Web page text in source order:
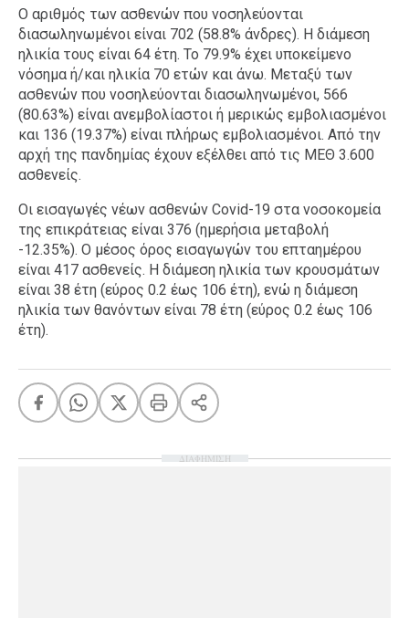
Ο αριθμός των ασθενών που νοσηλεύονται
διασωληνωμένοι είναι 702 (58.8% άνδρες). Η διάμεση
ηλικία τους είναι 64 έτη. To 79.9% έχει υποκείμενο
νόσημα ή/και ηλικία 70 ετών και άνω. Μεταξύ των
ασθενών που νοσηλεύονται διασωληνωμένοι, 566
(80.63%) είναι ανεμβολίαστοι ή μερικώς εμβολιασμένοι
και 136 (19.37%) είναι πλήρως εμβολιασμένοι. Από την
αρχή της πανδημίας έχουν εξέλθει από τις ΜΕΘ 3.600
ασθενείς.
Οι εισαγωγές νέων ασθενών Covid-19 στα νοσοκομεία
της επικράτειας είναι 376 (ημερήσια μεταβολή
-12.35%). Ο μέσος όρος εισαγωγών του επταημέρου
είναι 417 ασθενείς. Η διάμεση ηλικία των κρουσμάτων
είναι 38 έτη (εύρος 0.2 έως 106 έτη), ενώ η διάμεση
ηλικία των θανόντων είναι 78 έτη (εύρος 0.2 έως 106
έτη).
ΔΙΑΦΗΜΙΣΗ